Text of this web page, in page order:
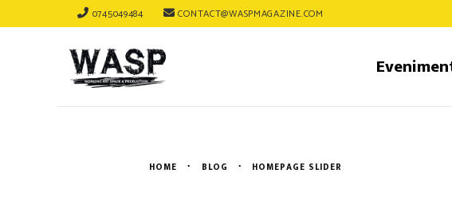
0745049484 CONTACT@WASPMAGAZINE.COM
HOME BLOG HOMEPAGE SLIDER